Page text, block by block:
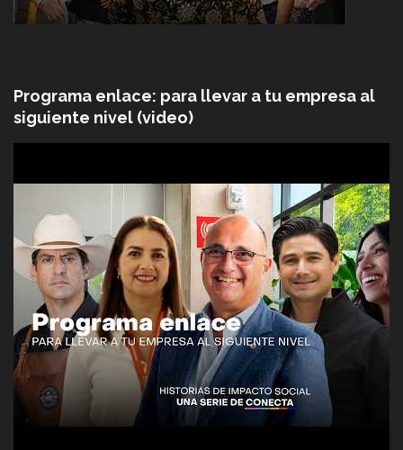
Programa enlace: para llevar a tu empresa al
siguiente nivel (video)